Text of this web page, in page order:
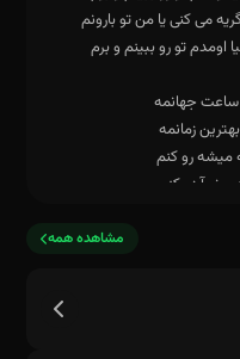
پیش تو حاضرم از دنیا بگذرم من دنیا اومدم تو رو ببینم و برم
تو رو ببینم و برم
مشاهده همه